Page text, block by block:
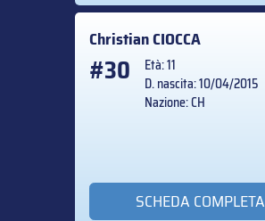
ChristianCIOCCA
#30
Età: 11
D. nascita: 10/04/2015
Nazione: CH
SCHEDA COMPLETA